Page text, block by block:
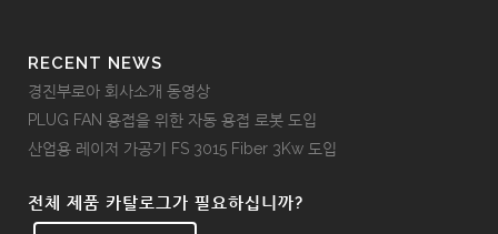
RECENT NEWS
경진부로아 회사소개 동영상
PLUG FAN 용접을 위한 자동 용접 로봇 도입
산업용 레이저 가공기 FS 3015 Fiber 3Kw 도입
전체 제품 카탈로그가 필요하십니까?